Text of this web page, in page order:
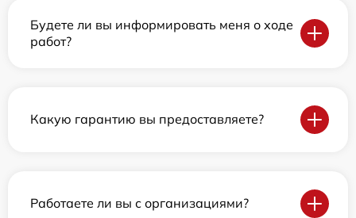
Будете ли вы информировать меня о ходе
работ?
Какую гарантию вы предоставляете?
Работаете ли вы с организациями?